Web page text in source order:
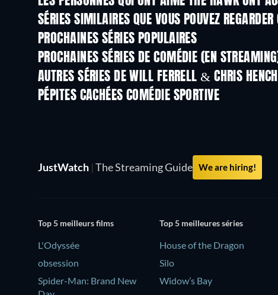
SÉRIES SIMILAIRES QUE VOUS POUVEZ REGARDER
Série Série
PROCHAINES SÉRIES POPULAIRES
Série
PROCHAINES SÉRIES DE COMÉDIE (EN
Saison 6 Saison 2
AUTRES SÉRIES DE WILL FERRELL & CHRIS
Série Série
PÉPITES CACHÉES COMÉDIE SPORTIVE
Série
JustWatch | The Streaming Guide We are hiring!
Top 5 meilleurs films
L'Odyssée
obsession
Spider-Man: Brand New
Top 5 meilleures séries
House of the Dragon
Silo
Widow’s Bay